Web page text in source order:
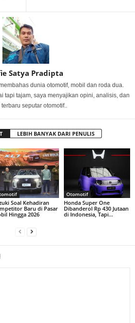
Satya Pradipta
dunia otomotif, mobil dan roda dua.
tapi tajam, saya menyajikan opini, analisis, dan
seputar otomotif..
LEBIH BANYAK DARI PENULIS
Soal Kehadiran
Baru di Pasar
Hingga 2026
Otomotif
Honda Super One
Dibanderol Rp 430 Jutaan
di Indonesia, Tapi…